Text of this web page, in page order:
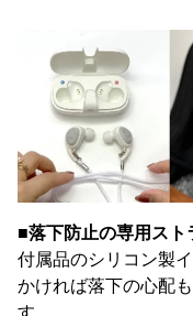
■落下防止の専用スト
付属品のシリコン製
かければ落下の心配
す。